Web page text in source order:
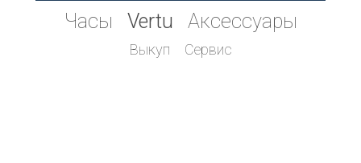
Часы Vertu Аксессуары
Выкуп Сервис